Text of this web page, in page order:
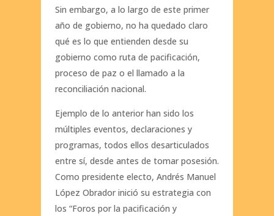
Sin embargo, a lo largo de este primer
año de gobierno, no ha quedado claro
qué es lo que entienden desde su
gobierno como ruta de pacificación,
proceso de paz o el llamado a la
reconciliación nacional.
Ejemplo de lo anterior han sido los
múltiples eventos, declaraciones y
programas, todos ellos desarticulados
entre sí, desde antes de tomar posesión.
Como presidente electo, Andrés Manuel
López Obrador inició su estrategia con
los “Foros por la pacificación y